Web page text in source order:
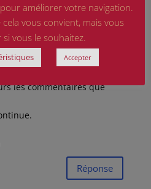
sur 14 juillet 2023 à 10 h
les commentaires que
Réponse
améliorer votre navigation.
vous convient, mais vous
vous le souhaitez.
Accepter